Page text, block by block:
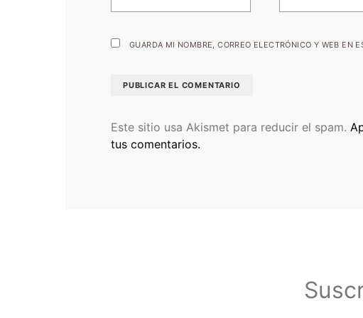
GUARDA MI NOMBRE, CORREO ELECTRÓNICO Y WEB EN
Este sitio usa Akismet para reducir el spam.
tus comentarios.